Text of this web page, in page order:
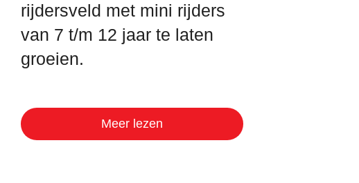
rijdersveld met mini rijders
van 7 t/m 12 jaar te laten
groeien.
Meer lezen